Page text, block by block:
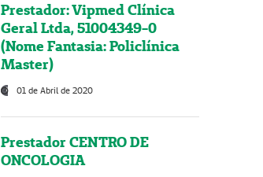
Prestador: Vipmed Clínica
Geral Ltda, 51004349-0
(Nome Fantasia: Policlínica
Master)
01 de Abril de 2020
Prestador CENTRO DE
ONCOLOGIA